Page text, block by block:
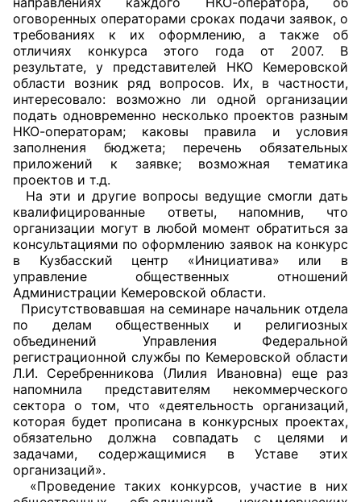
Документы ОП КО
Регламент ОП КО
Кодекс этики ОП КО
Положения
Соглашения
Рекомендации
Порядок работы ЦОН
Аппарат ОП КО
УСТАВ ГКУ “АППАРАТ ОП КО”
Доходы руководителя за 2024 г.
оговоренных операторами сроках подачи заявок, о
требованиях к их оформлению, а также об
отличиях конкурса этого года от 2007. В
результате, у представителей НКО Кемеровской
области возник ряд вопросов. Их, в частности,
интересовало: возможно ли одной организации
подать одновременно несколько проектов разным
НКО-операторам; каковы правила и условия
заполнения бюджета; перечень обязательных
приложений к заявке; возможная тематика
проектов и т.д.
На эти и другие вопросы ведущие смогли дать
квалифицированные ответы, напомнив, что
организации могут в любой момент обратиться за
консультациями по оформлению заявок на конкурс
в Кузбасский центр «Инициатива» или в
управление общественных отношений
Администрации Кемеровской области.
Присутствовавшая на семинаре начальник отдела
по делам общественных и религиозных
объединений Управления Федеральной
регистрационной службы по Кемеровской области
Л.И. Серебренникова (Лилия Ивановна) еще раз
напомнила представителям некоммерческого
сектора о том, что «деятельность организаций,
которая будет прописана в конкурсных проектах,
обязательно должна совпадать с целями и
задачами, содержащимися в Уставе этих
организаций».
«Проведение таких конкурсов, участие в них